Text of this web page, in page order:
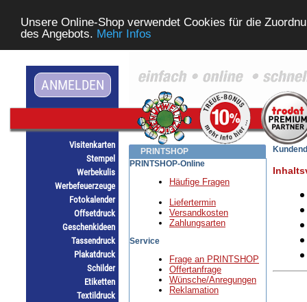
Unsere Online-Shop verwendet Cookies für die
des Angebots. Mehr Infos
ANMELDEN
Visitenkarten
Stempel
Werbekulis
Werbefeuerzeuge
Fotokalender
Offsetdruck
Geschenkideen
Tassendruck
Plakatdruck
Schilder
Etiketten
Textildruck
PRINTSHOP
PRINTSHOP-Online
Häufige Fragen
Liefertermin
Versandkosten
Zahlungsarten
Service
Frage an PRINTSHOP
Offertanfrage
Wünsche/Anregungen
Reklamation